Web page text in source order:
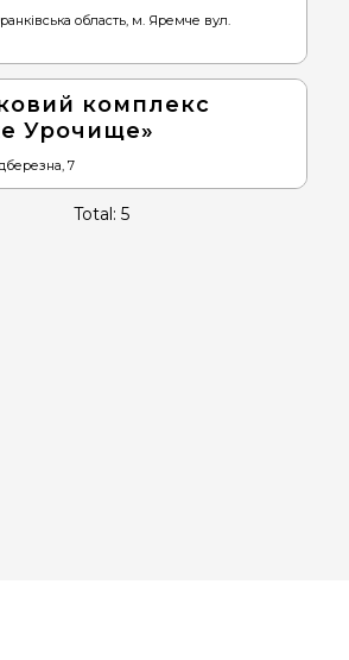
область, м. Яремче вул.
комплекс
Урочище»
7
Total: 5